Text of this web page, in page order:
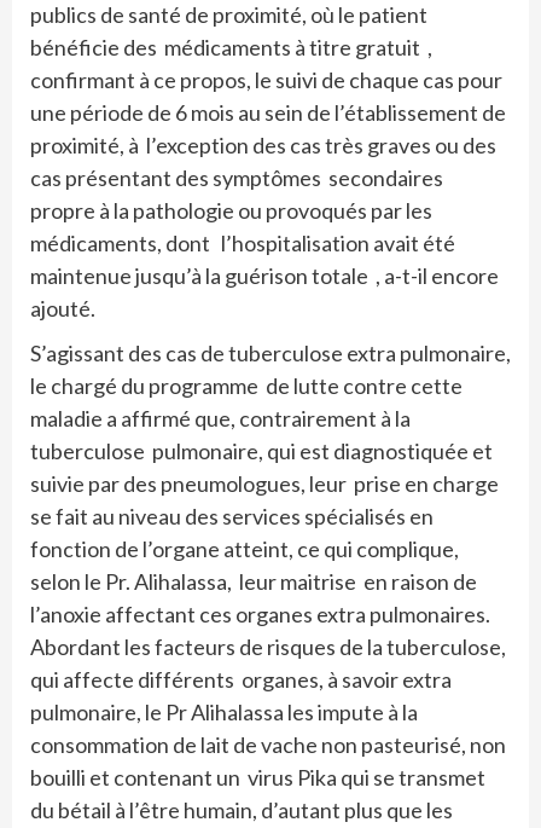
publics de santé de proximité, où le patient
bénéficie des médicaments à titre gratuit ,
confirmant à ce propos, le suivi de chaque cas pour
une période de 6 mois au sein de l’établissement de
proximité, à l’exception des cas très graves ou des
cas présentant des symptômes secondaires
propre à la pathologie ou provoqués par les
médicaments, dont l’hospitalisation avait été
maintenue jusqu’à la guérison totale , a-t-il encore
ajouté.
S’agissant des cas de tuberculose extra pulmonaire,
le chargé du programme de lutte contre cette
maladie a affirmé que, contrairement à la
tuberculose pulmonaire, qui est diagnostiquée et
suivie par des pneumologues, leur prise en charge
se fait au niveau des services spécialisés en
fonction de l’organe atteint, ce qui complique,
selon le Pr. Alihalassa, leur maitrise en raison de
l’anoxie affectant ces organes extra pulmonaires.
Abordant les facteurs de risques de la tuberculose,
qui affecte différents organes, à savoir extra
pulmonaire, le Pr Alihalassa les impute à la
consommation de lait de vache non pasteurisé, non
bouilli et contenant un virus Pika qui se transmet
du bétail à l’être humain, d’autant plus que les